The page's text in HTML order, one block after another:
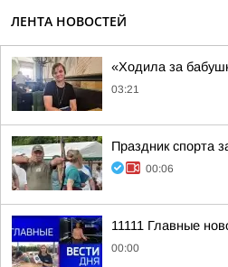
ЛЕНТА НОВОСТЕЙ
«Ходила за
03:21
Праздник спорта
00:06
11111 Главные
00:00